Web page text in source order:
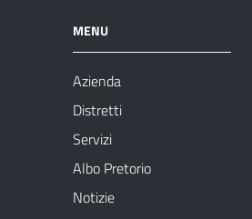
MENU
Azienda
Distretti
Servizi
Albo Pretorio
Notizie